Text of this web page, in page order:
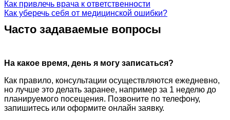
Как привлечь врача к ответственности
Как уберечь себя от медицинской ошибки?
Часто задаваемые вопросы
На какое время, день я могу записаться?
Как правило, консультации осуществляются ежедневно,
но лучше это делать заранее, например за 1 неделю до
планируемого посещения. Позвоните по телефону,
запишитесь или оформите онлайн заявку.